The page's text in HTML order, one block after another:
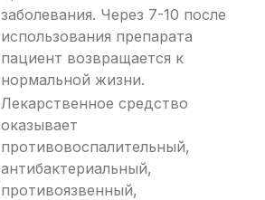
заболевания. Через 7-10 после
использования препарата
пациент возвращается к
нормальной жизни.
Лекарственное средство
оказывает
противовоспалительный,
антибактериальный,
противоязвенный,